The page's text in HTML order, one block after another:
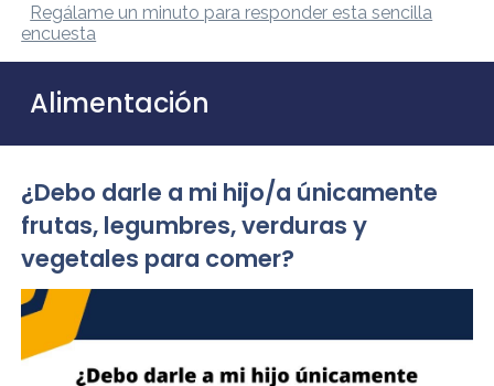
Regálame un minuto para responder esta sencilla
encuesta
Alimentación
¿Debo darle a mi hijo/a únicamente
frutas, legumbres, verduras y
vegetales para comer?